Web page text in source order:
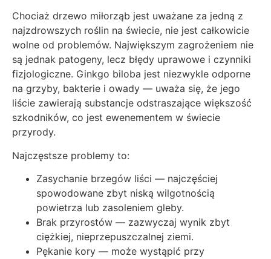
Chociaż drzewo miłorząb jest uważane za jedną z
najzdrowszych roślin na świecie, nie jest całkowicie
wolne od problemów. Największym zagrożeniem nie
są jednak patogeny, lecz błędy uprawowe i czynniki
fizjologiczne. Ginkgo biloba jest niezwykle odporne
na grzyby, bakterie i owady — uważa się, że jego
liście zawierają substancje odstraszające większość
szkodników, co jest ewenementem w świecie
przyrody.
Najczęstsze problemy to:
Zasychanie brzegów liści — najczęściej
spowodowane zbyt niską wilgotnością
powietrza lub zasoleniem gleby.
Brak przyrostów — zazwyczaj wynik zbyt
ciężkiej, nieprzepuszczalnej ziemi.
Pękanie kory — może wystąpić przy